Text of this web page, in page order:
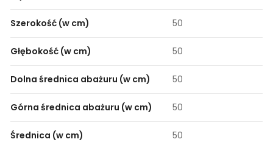
Szerokość (w cm) 50
Głębokość (w cm) 50
Dolna średnica abażuru (w cm) 50
Górna średnica abażuru (w cm) 50
Średnica (w cm) 50